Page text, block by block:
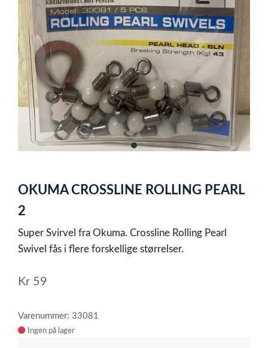
item
of
1
OKUMA CROSSLINE ROLLING PEARL
2
Super Svirvel fra Okuma. Crossline Rolling Pearl
Swivel fås i flere forskellige størrelser.
Kr 59
Varenummer: 33081
Ingen på lager